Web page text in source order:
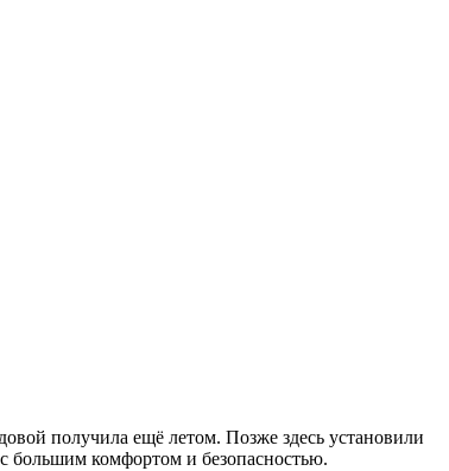
получила ещё летом. Позже здесь установили
большим комфортом и безопасностью.